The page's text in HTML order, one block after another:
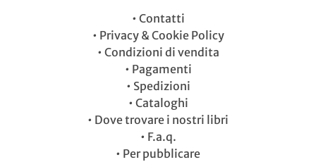
• Contatti
• Privacy & Cookie Policy
• Condizioni di vendita
• Pagamenti
• Spedizioni
• Cataloghi
• Dove trovare i nostri libri
• F.a.q.
• Per pubblicare